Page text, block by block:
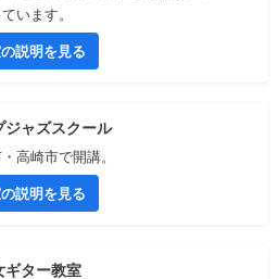
います。
説明を見る
ジャズスクール
高崎市で開講。
説明を見る
ギター教室